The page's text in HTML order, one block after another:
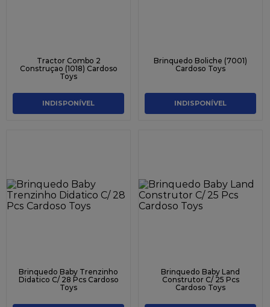
Tractor Combo 2
Construçao (1018) Cardoso
Toys
INDISPONÍVEL
Brinquedo Boliche (7001)
Cardoso Toys
INDISPONÍVEL
Brinquedo Baby Trenzinho
Didatico C/ 28 Pcs Cardoso
Toys
Brinquedo Baby Land
Construtor C/ 25 Pcs
Cardoso Toys